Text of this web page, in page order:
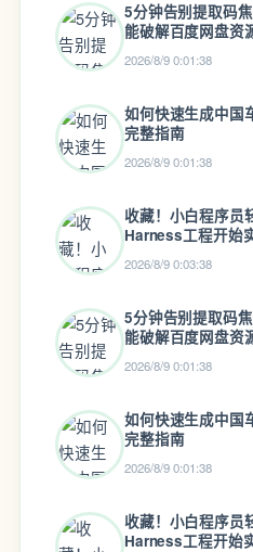
5分钟告别提取码
能破解百度网盘资
2026/8/9 0:01:38
如何快速生成中国
完整指南
2026/8/9 0:01:38
收藏！小白程序员
Harness工程开始
2026/8/9 0:03:38
5分钟告别提取码
能破解百度网盘资
2026/8/9 0:01:38
如何快速生成中国
完整指南
2026/8/9 0:01:38
收藏！小白程序员
Harness工程开始